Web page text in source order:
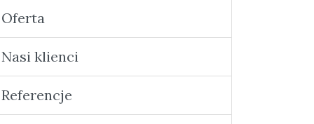
Oferta
Nasi klienci
Referencje